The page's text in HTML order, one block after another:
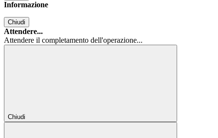
Informazione
Chiudi
Attendere...
Attendere il completamento dell'operazione...
Chiudi